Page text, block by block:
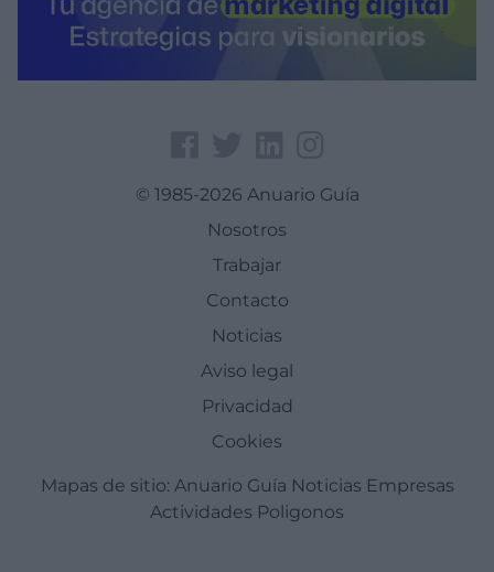
© 1985-2026 Anuario Guía
Nosotros
Trabajar
Contacto
Noticias
Aviso legal
Privacidad
Cookies
Mapas de sitio: Anuario Guía Noticias Empresas
Actividades Poligonos